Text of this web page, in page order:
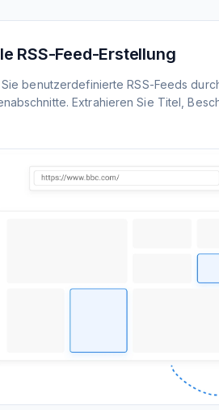
RSS-Feed-Erstellung
benutzerdefinierte RSS-Feeds
Extrahieren Sie Titel,